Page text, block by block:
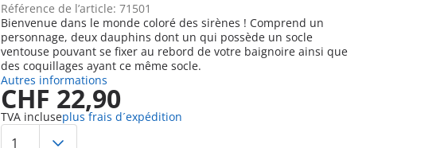
Référence de l’article: 71501
Bienvenue dans le monde coloré des sirènes ! Comprend un
personnage, deux dauphins dont un qui possède un socle
ventouse pouvant se fixer au rebord de votre baignoire ainsi que
des coquillages ayant ce même socle.
Autres informations
CHF 22,90
TVA incluseplus frais d´expédition